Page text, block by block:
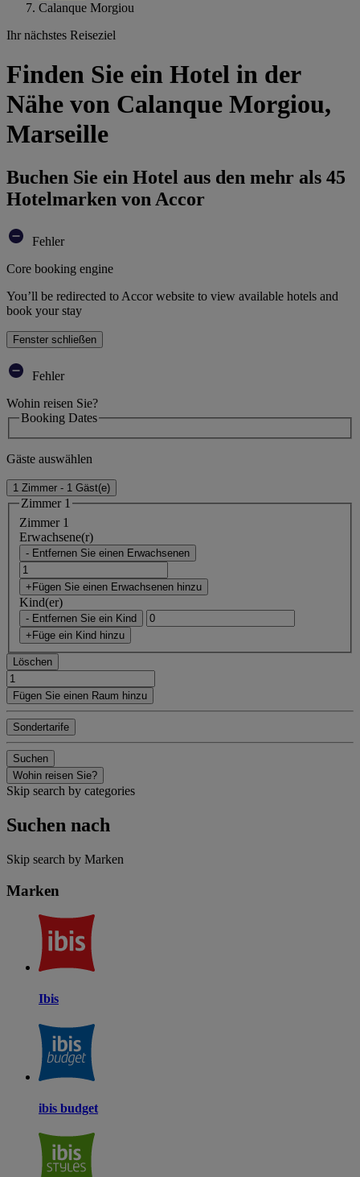
Calanque Morgiou
Ihr nächstes Reiseziel
Finden Sie ein Hotel in der
Nähe von Calanque Morgiou,
Marseille
Buchen Sie ein Hotel aus den mehr als 45
Hotelmarken von Accor
Fehler
Core booking engine
You’ll be redirected to Accor website to view available hotels and
book your stay
Fenster schließen
Fehler
Wohin reisen Sie?
Booking Dates
Gäste auswählen
1 Zimmer - 1 Gäst(e)
Zimmer 1
Zimmer 1
Erwachsene(r)
- Entfernen Sie einen Erwachsenen
+Fügen Sie einen Erwachsenen hinzu
Kind(er)
- Entfernen Sie ein Kind
+Füge ein Kind hinzu
Löschen
Fügen Sie einen Raum hinzu
Sondertarife
Suchen
Wohin reisen Sie?
Skip search by categories
Suchen nach
Skip search by Marken
Marken
Ibis
ibis budget